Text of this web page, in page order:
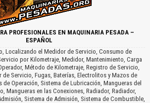
PROFESIONALES EN MAQUINARIA PESADA –
ESPAÑOL
Localizando el Medidor de Servicio, Consumo de
por Kilometraje, Medidor, Mantenimiento, Carga
Método de Kilometraje, Registro de Servicio,
Servicio, Fugas, Baterías, Electrolitos y Mazos de
de Operación, Sistema de Lubricación, Mangueras del
Mangueras en las Conexiones, Radiador, Radiador,
Sistema de Admisión, Sistema de Combustible,